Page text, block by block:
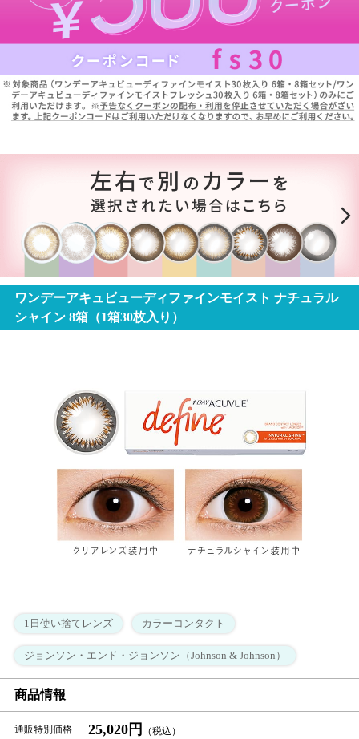
ワンデーアキュビューディファインモイスト ナチュラル
シャイン 8箱（1箱30枚入り）
1日使い捨てレンズ カラーコンタクト
ジョンソン・エンド・ジョンソン（Johnson & Johnson）
商品情報
通販特別価格 25,020円